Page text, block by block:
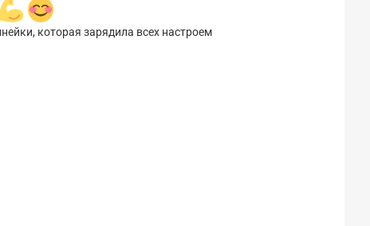
которая зарядила всех настроем